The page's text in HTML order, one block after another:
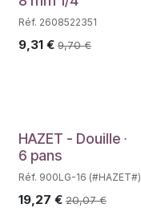
Réf. 2608522351
9,31 € 9,70€
HAZET - Douille ∙
6 pans
Réf. 900LG-16 (#HAZET#)
19,27 € 20,07€